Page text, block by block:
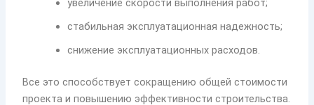
увеличение скорости выполнения работ;
стабильная эксплуатационная надежность;
снижение эксплуатационных расходов.
Все это способствует сокращению общей стоимости
проекта и повышению эффективности строительства.